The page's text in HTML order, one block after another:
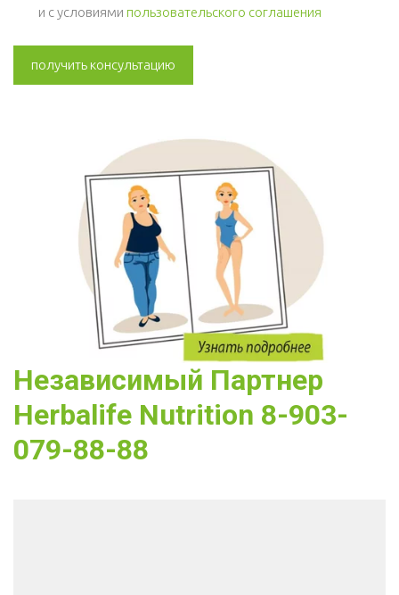
и с условиями пользовательского соглашения
получить консультацию
Независимый Партнер
Herbalife Nutrition 8-903-
079-88-88